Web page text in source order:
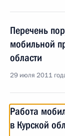
Перечень
мобильной
области
29 июля 2011
Работа
в Курской